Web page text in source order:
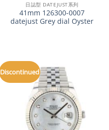
日誌型 DATEJUST系列
41mm 126300-0007
datejust Grey dial Oyster
Discontinued